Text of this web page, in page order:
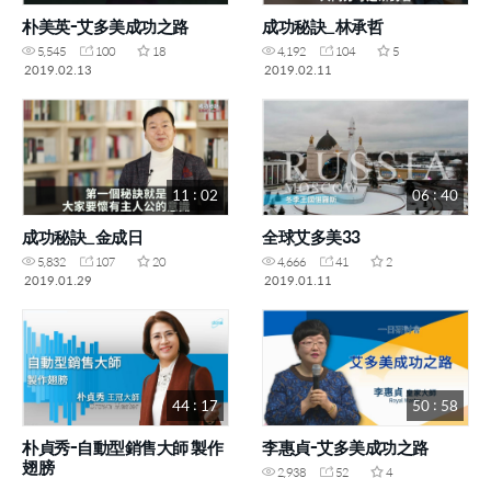
朴美英-艾多美成功之路
5,545 100
18
2019.02.13
成功秘訣_林承哲
4,192 104
5
2019.02.11
11 : 02
成功秘訣_金成日
5,832 107
20
2019.01.29
06 : 40
全球艾多美33
4,666 41
2
2019.01.11
44 : 17
朴貞秀-自動型銷售大師 製作
翅膀
50 : 58
李惠貞-艾多美成功之路
2,938 52
4